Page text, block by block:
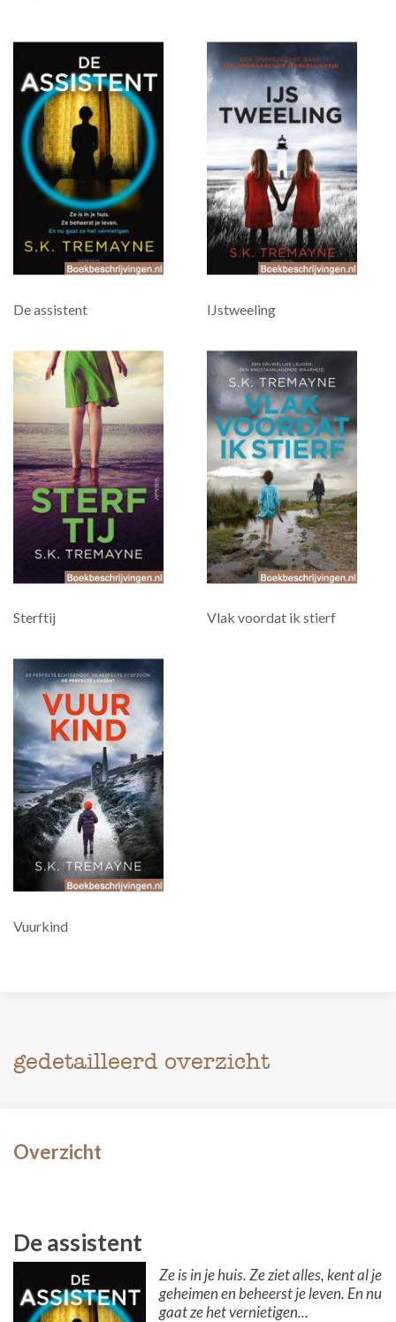
De assistent IJstweeling
Sterftij Vlak voordat ik stierf
Vuurkind
gedetailleerd overzicht
Overzicht
De assistent
Ze is in je huis. Ze ziet alles, kent al je
geheimen en beheerst je leven. En nu
gaat ze het vernietigen...